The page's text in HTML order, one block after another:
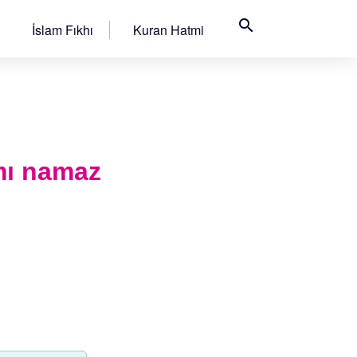
İslam Fıkhı Kuran Hatmi search
namaz